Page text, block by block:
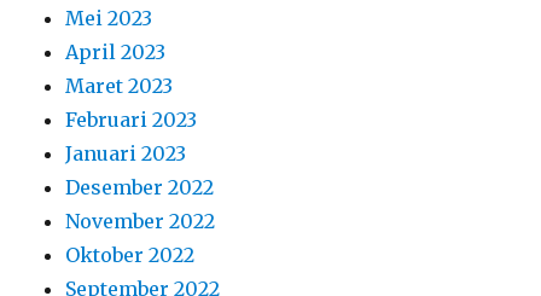
Mei 2023
April 2023
Maret 2023
Februari 2023
Januari 2023
Desember 2022
November 2022
Oktober 2022
September 2022